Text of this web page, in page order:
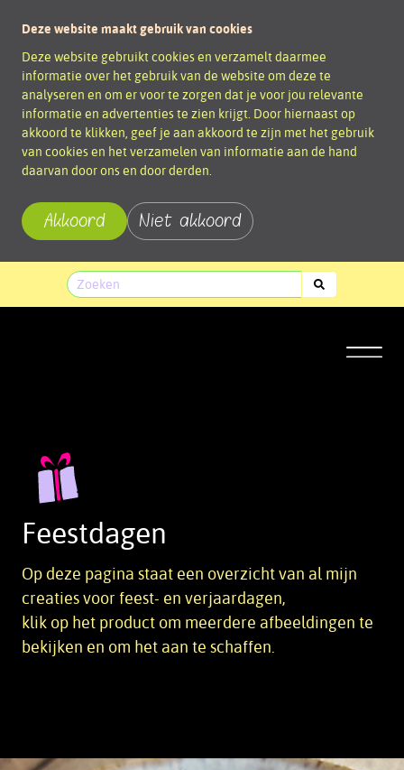
Deze website maakt gebruik van cookies
Deze website gebruikt cookies en verzamelt daarmee
informatie over het gebruik van de website om deze te
analyseren en om er voor te zorgen dat je voor jou relevante
informatie en advertenties te zien krijgt. Door hiernaast op
akkoord te klikken, geef je aan akkoord te zijn met het gebruik
van cookies en het verzamelen van informatie aan de hand
daarvan door ons en door derden.
Akkoord Niet akkoord
Feestdagen
Op deze pagina staat een overzicht van al mijn
creaties voor feest- en verjaardagen,
klik op het product om meerdere afbeeldingen te
bekijken en om het aan te schaffen.